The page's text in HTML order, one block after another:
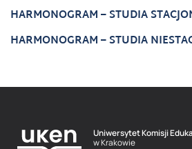
HARMONOGRAM – STUDIA
HARMONOGRAM – STUDIA
Uniwersytet Komisji
w Krakowie